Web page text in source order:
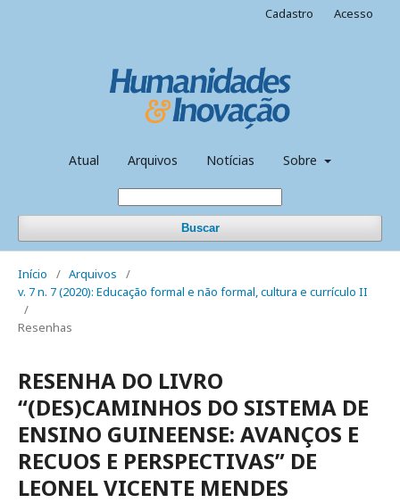
Atual Arquivos Notícias Sobre
Buscar
Cadastro Acesso
Início / Arquivos
/
v. 7 n. 7 (2020): Educação formal e não formal, cultura e currículo II
/
Resenhas
RESENHA DO LIVRO
“(DES)CAMINHOS DO SISTEMA DE
ENSINO GUINEENSE: AVANÇOS E
RECUOS E PERSPECTIVAS” DE
LEONEL VICENTE MENDES